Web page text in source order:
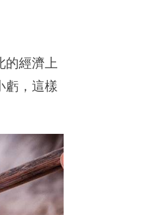
的經濟上
虧，這樣